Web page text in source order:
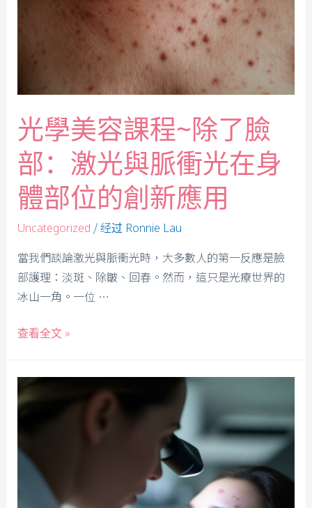
光學美容課程~除了臉
部：激光與脈衝光在身
體部位的創新應用
Uncategorized / 经过 Ronnie Lau
當我們談論激光與脈衝光時，大多數人的第一反應是臉
部護理：淡斑、除皺、回春。然而，這只是光療世界的
冰山一角。一位 …
查看全文 »